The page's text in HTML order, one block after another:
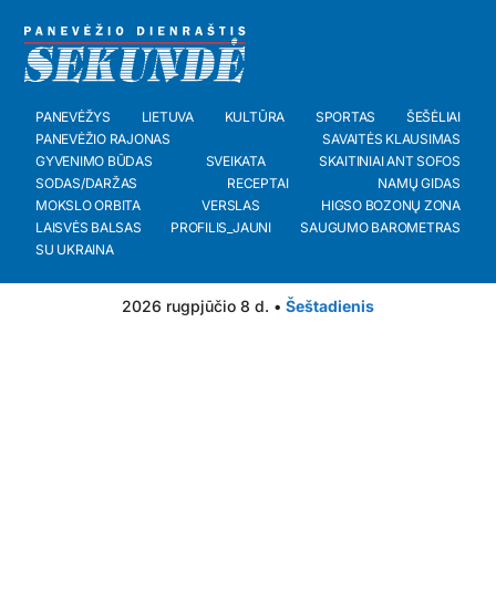
PANEVĖŽYS LIETUVA KULTŪRA SPORTAS
ŠEŠĖLIAI
PANEVĖŽIO RAJONAS
SAVAITĖS KLAUSIMAS
GYVENIMO BŪDAS
SVEIKATA
SKAITINIAI ANT SOFOS
SODAS/DARŽAS
RECEPTAI
NAMŲ GIDAS
MOKSLO ORBITA
VERSLAS
HIGSO BOZONŲ ZONA
LAISVĖS BALSAS
PROFILIS_JAUNI
SAUGUMO BAROMETRAS
SU UKRAINA
2026 rugpjūčio 8 d. • Šeštadienis